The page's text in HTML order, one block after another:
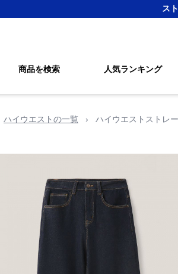
ス
商品を検索 人気ランキング
ハイウエストの一覧 › ハイウエストストレ